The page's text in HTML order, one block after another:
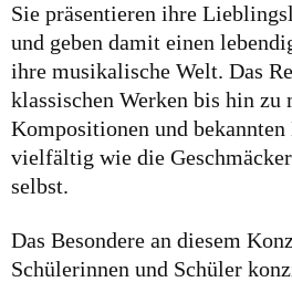
Sie präsentieren ihre
und geben damit einen
ihre musikalische Welt. Das
klassischen Werken bis hin zu
Kompositionen und
vielfältig wie die
selbst.
Das Besondere an diesem
Schülerinnen und Schüler